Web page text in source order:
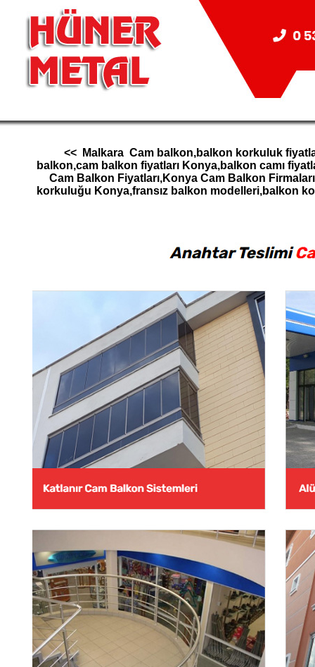
<< Malkara Cam balkon,balkon korkuluk
balkon,cam balkon fiyatları Konya,balkon camı
Cam Balkon Fiyatları,Konya Cam Balkon
korkuluğu Konya,fransız balkon modelleri,balkon